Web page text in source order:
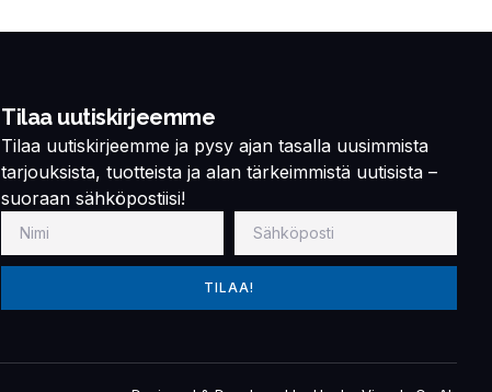
Tilaa uutiskirjeemme
Tilaa uutiskirjeemme ja pysy ajan tasalla uusimmista
tarjouksista, tuotteista ja alan tärkeimmistä uutisista –
suoraan sähköpostiisi!
TILAA!